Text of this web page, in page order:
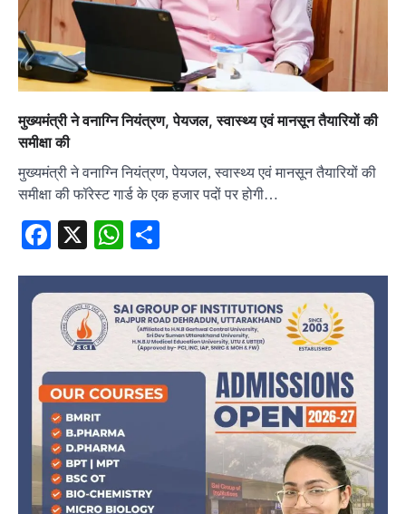
मुख्यमंत्री ने वनाग्नि नियंत्रण, पेयजल, स्वास्थ्य एवं मानसून तैयारियों की
समीक्षा की
मुख्यमंत्री ने वनाग्नि नियंत्रण, पेयजल, स्वास्थ्य एवं मानसून तैयारियों की
समीक्षा की फॉरेस्ट गार्ड के एक हजार पदों पर होगी…
Facebook
X WhatsApp